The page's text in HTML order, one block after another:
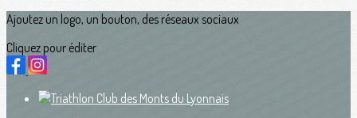
Ajoutez un logo, un bouton, des réseaux sociaux
Cliquez pour éditer